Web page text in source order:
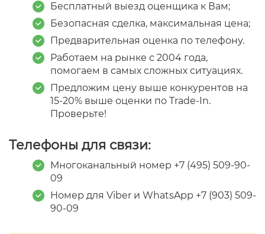
Бесплатный выезд оценщика к Вам;
Безопасная сделка, максимальная цена;
Предварительная оценка по телефону.
Работаем на рынке с 2004 года,
помогаем в самых сложных ситуациях.
Предложим цену выше конкурентов на
15-20% выше оценки по Trade-In.
Проверьте!
Телефоны для связи:
Многоканальный номер +7 (495) 509-90-
09
Номер для Viber и WhatsApp +7 ‎(903) 509-
90-09